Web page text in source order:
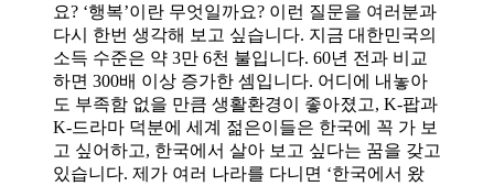
요? ‘행복’이란 무엇일까요? 이런 질문을 여러분과
다시 한번 생각해 보고 싶습니다. 지금 대한민국의
소득 수준은 약 3만 6천 불입니다. 60년 전과 비교
하면 300배 이상 증가한 셈입니다. 어디에 내놓아
도 부족함 없을 만큼 생활환경이 좋아졌고, K-팝과
K-드라마 덕분에 세계 젊은이들은 한국에 꼭 가 보
고 싶어하고, 한국에서 살아 보고 싶다는 꿈을 갖고
있습니다. 제가 여러 나라를 다니면 ‘한국에서 왔